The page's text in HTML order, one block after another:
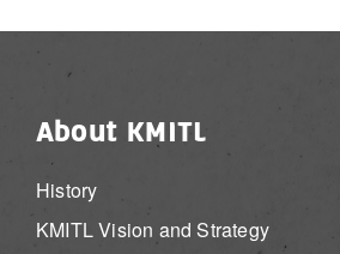
About KMITL
History
KMITL Vision and Strategy